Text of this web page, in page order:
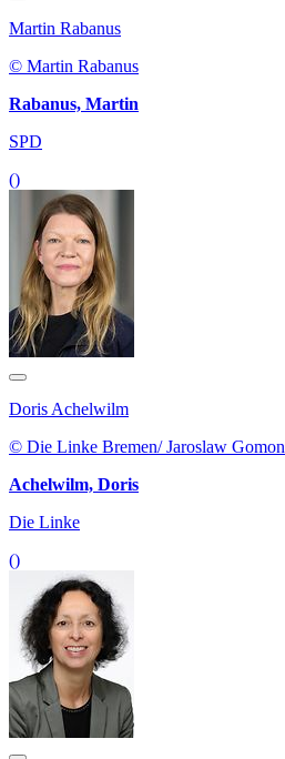
Martin Rabanus
© Martin Rabanus
Rabanus, Martin
SPD
()
Doris Achelwilm
© Die Linke Bremen/ Jaroslaw Gomon
Achelwilm, Doris
Die Linke
()